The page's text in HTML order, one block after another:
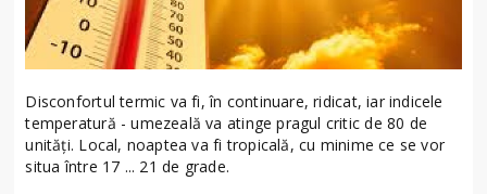
Disconfortul termic va fi, în continuare, ridicat, iar indicele
temperatură - umezeală va atinge pragul critic de 80 de
unități. Local, noaptea va fi tropicală, cu minime ce se vor
situa între 17 ... 21 de grade.